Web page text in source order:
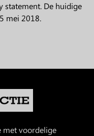
statement. De huidige
mei 2018.
met voordelige